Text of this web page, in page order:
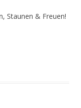
Staunen & Freuen!